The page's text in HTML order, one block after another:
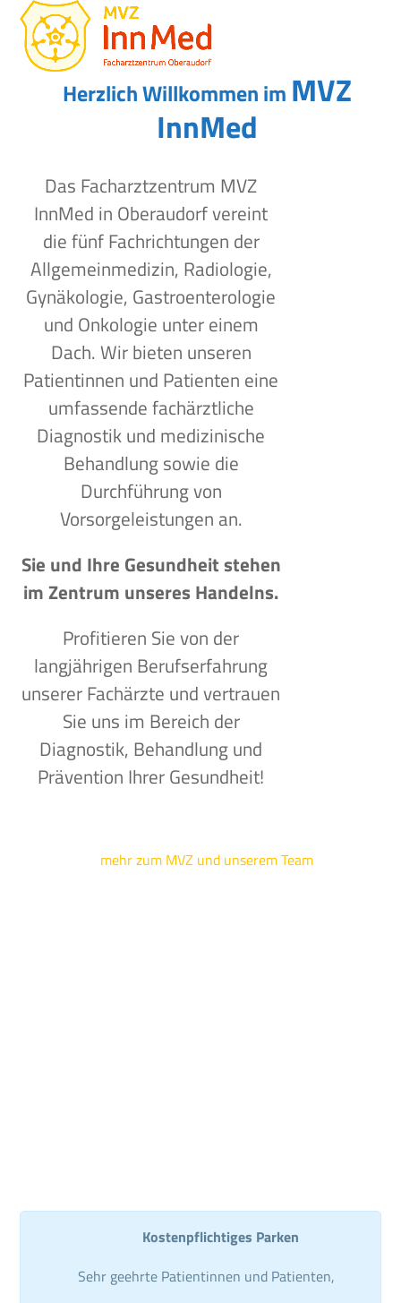
Skip
content
Open
mobile
menu
Close
mobile
menu
Herzlich Willkommen im MVZ
InnMed
Das Facharztzentrum MVZ
InnMed in Oberaudorf vereint
die fünf Fachrichtungen der
Allgemeinmedizin, Radiologie,
Gynäkologie, Gastroenterologie
und Onkologie unter einem
Dach. Wir bieten unseren
Patientinnen und Patienten eine
umfassende fachärztliche
Diagnostik und medizinische
Behandlung sowie die
Durchführung von
Vorsorgeleistungen an.
Sie und Ihre Gesundheit stehen
im Zentrum unseres Handelns.
Profitieren Sie von der
langjährigen Berufserfahrung
unserer Fachärzte und vertrauen
Sie uns im Bereich der
Diagnostik, Behandlung und
Prävention Ihrer Gesundheit!
mehr zum MVZ und unserem Team
Kostenpflichtiges Parken
Sehr geehrte Patientinnen und Patienten,